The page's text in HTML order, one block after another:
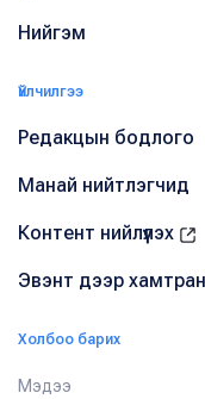
Нийгэм
Үйлчилгээ
Редакцын бодлого
Манай нийтлэгчид
Контент нийлүүлэх
Эвэнт дээр
Холбоо барих
Мэдээ